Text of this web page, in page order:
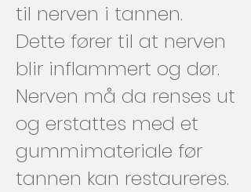
til nerven i tannen.
Dette fører til at nerven
blir inflammert og dør.
Nerven må da renses ut
og erstattes med et
gummimateriale før
tannen kan restaureres.